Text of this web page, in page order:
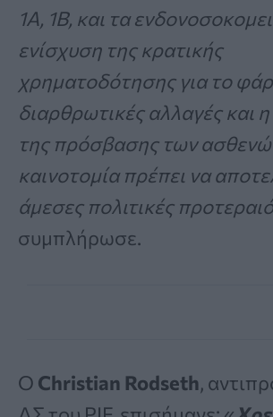
1A, 1B, και τα
ενίσχυση της κρατικής
χρηματοδότησης για το
διαρθρωτικές αλλαγές και
της πρόσβασης των
καινοτομία πρέπει να
άμεσες πολιτικές
συμπλήρωσε.
Ο Christian Rodseth,